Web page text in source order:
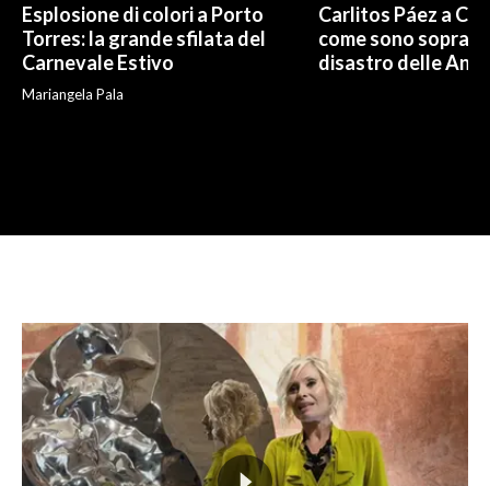
Esplosione di colori a Porto
Torres: la grande sfilata del
Carnevale Estivo
Mariangela Pala
Carlitos Páez a
come sono
disastro delle